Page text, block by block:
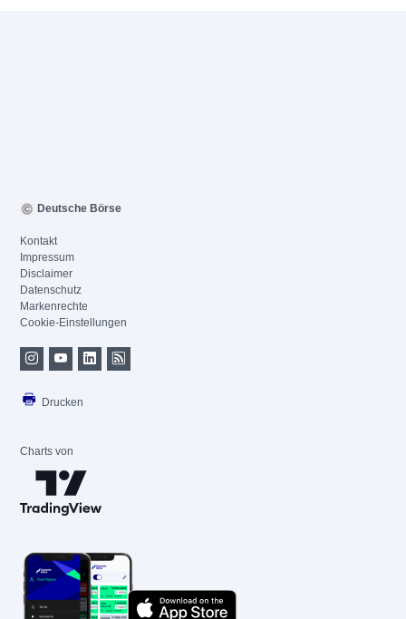
Deutsche Börse
Kontakt
Impressum
Disclaimer
Datenschutz
Markenrechte
Cookie-Einstellungen
Drucken
Charts von